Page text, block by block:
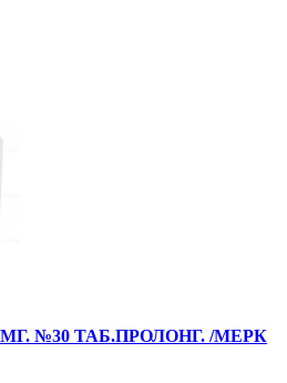
№30 ТАБ.ПРОЛОНГ. /МЕРК